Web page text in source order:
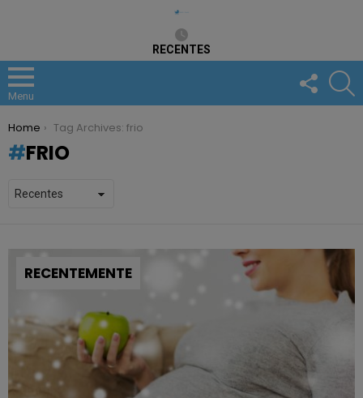
RECENTES
Menu
FOLLOW
US
You are here:
Home Tag Archives: frio
FRIO
RECENTEMENTE